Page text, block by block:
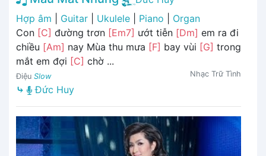
Hợp âm
Guitar Ukulele Piano
Organ
Con [C] đường trơn [Em7] ướt tiễn [Dm] em ra đi
chiều [Am] nay Mùa thu mưa [F] bay vùi [G] trong
mắt em đợi [C] chờ ...
Điệu Slow Nhạc Trữ Tình
⤷ Đức Huy